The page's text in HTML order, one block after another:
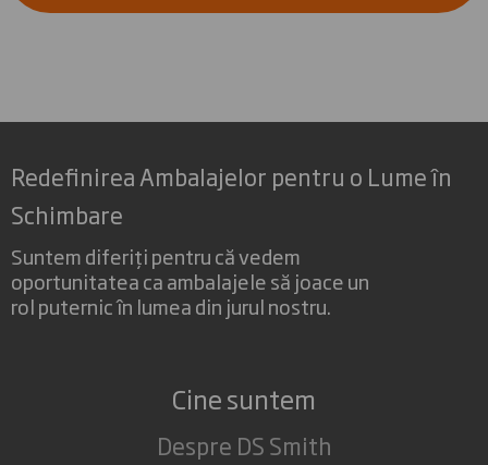
Redefinirea Ambalajelor pentru o Lume în
Schimbare
Suntem diferiți pentru că vedem
oportunitatea ca ambalajele să joace un
rol puternic în lumea din jurul nostru.
Cine suntem
Despre DS Smith